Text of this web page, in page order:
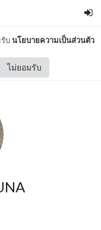
บนโยบายความเป็นส่วนตัว
ไม่ยอมรับ